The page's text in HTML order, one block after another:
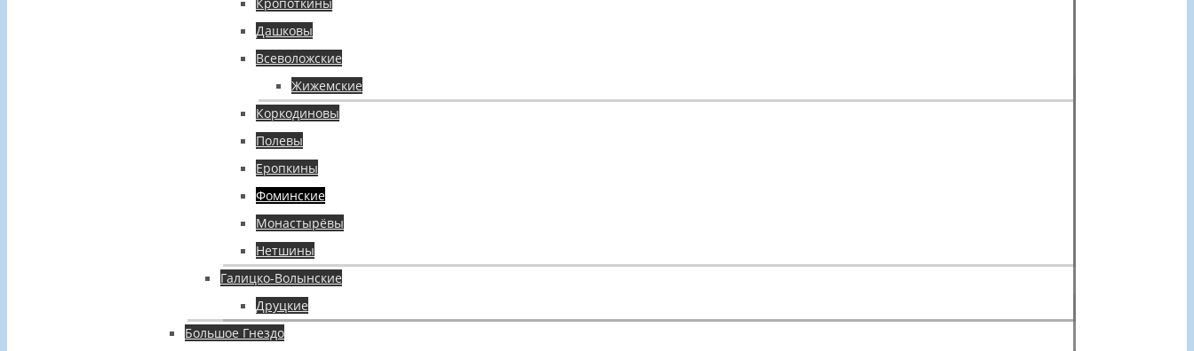
Дашковы
Всеволожские
Жижемские
Коркодиновы
Полевы
Еропкины
Фоминские
Монастырёвы
Нетшины
Галицко-Волынские
Друцкие
Большое Гнездо